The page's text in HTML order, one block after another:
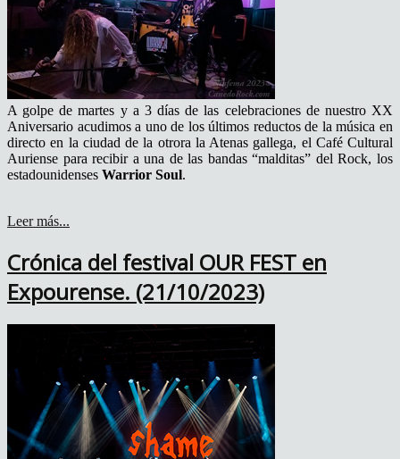
A golpe de martes y a 3 días de las celebraciones de nuestro XX
Aniversario acudimos a uno de los últimos reductos de la música en
directo en la ciudad de la otrora la Atenas gallega, el Café Cultural
Auriense para recibir a una de las bandas “malditas” del Rock, los
estadounidenses Warrior Soul.
Leer más...
Crónica del festival OUR FEST en
Expourense. (21/10/2023)